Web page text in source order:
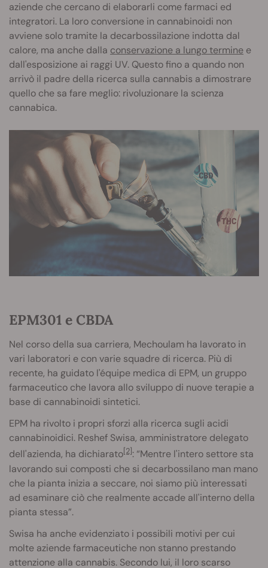
aziende che cercano di elaborarli come farmaci ed
integratori. La loro conversione in cannabinoidi non
avviene solo tramite la decarbossilazione indotta dal
calore, ma anche dalla conservazione a lungo termine e
dall'esposizione ai raggi UV. Questo fino a quando non
arrivò il padre della ricerca sulla cannabis a dimostrare
quello che sa fare meglio: rivoluzionare la scienza
cannabica.
EPM301 e CBDA
Nel corso della sua carriera, Mechoulam ha lavorato in
vari laboratori e con varie squadre di ricerca. Più di
recente, ha guidato l'équipe medica di EPM, un gruppo
farmaceutico che lavora allo sviluppo di nuove terapie a
base di cannabinoidi sintetici.
EPM ha rivolto i propri sforzi alla ricerca sugli acidi
cannabinoidici. Reshef Swisa, amministratore delegato
dell'azienda, ha dichiarato[2]: “Mentre l'intero settore sta
lavorando sui composti che si decarbossilano man mano
che la pianta inizia a seccare, noi siamo più interessati
ad esaminare ciò che realmente accade all'interno della
pianta stessa”.
Swisa ha anche evidenziato i possibili motivi per cui
molte aziende farmaceutiche non stanno prestando
attenzione alla cannabis. Secondo lui, il loro scarso